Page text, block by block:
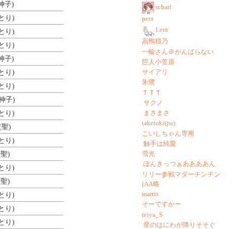
子)
り)
り)
り)
子)
り)
り)
子)
り)
聖)
り)
)
り)
)
り)
り)
り)
scharl
pera
Lent
高鴨穏乃
一輪さん＠がんばらない
巨人小笠原
サイアリ
朱鷺
ＴＴＴ
サクノ
まさまさ
taketoki(pa)
こいしちゃん専用
触手は純愛
雪光
ぽんきっつぁああああん
リリー参戦マダーチンチン
(AA略
martis
そーですかー
reiya_S
星のはにわが降りそそぐ